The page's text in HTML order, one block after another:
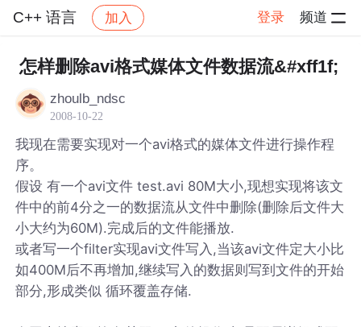
C++ 语言 加入 登录 频道
社区 C++ 语言 帖子详情
怎样删除avi格式媒体文件数据流&#xff1f;
zhoulb_ndsc
2008-10-22
我现在需要实现对一个avi格式的媒体文件进行操作程
序。
假设 有一个avi文件 test.avi 80M大小,现想实现将该文
件中的前4分之一的数据流从文件中删除(删除后文件大
小大约为60M).完成后的文件能播放.
或者写一个filter实现avi文件写入,当该avi文件定大小比
如400M后不再增加,继续写入的数据则写到文件的开始
部分,形成类似 循环覆盖存储.